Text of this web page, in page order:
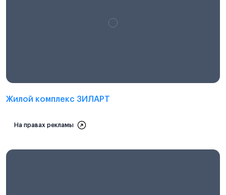
Жилой комплекс ЗИЛАРТ
На правах рекламы